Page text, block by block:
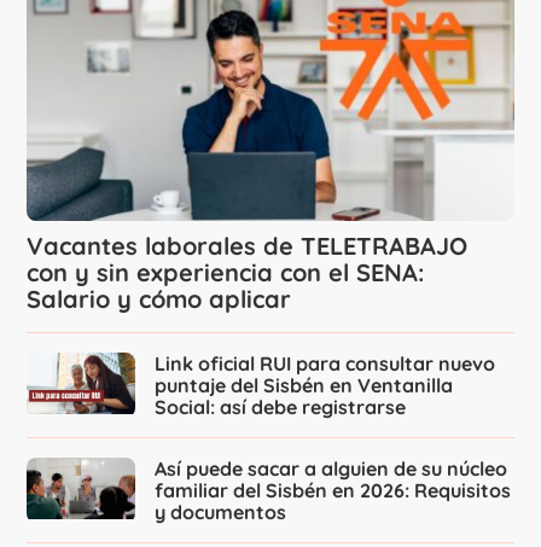
Vacantes laborales de TELETRABAJO
con y sin experiencia con el SENA:
Salario y cómo aplicar
Link oficial RUI para consultar nuevo
puntaje del Sisbén en Ventanilla
Social: así debe registrarse
Así puede sacar a alguien de su núcleo
familiar del Sisbén en 2026: Requisitos
y documentos